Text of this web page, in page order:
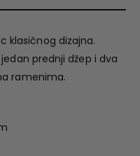
klasičnog dizajna.
prednji džep i dva
ramenima.